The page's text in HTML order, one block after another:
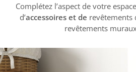
Complétez l’aspect de votre
d’accessoires et de revêtements
revêtements